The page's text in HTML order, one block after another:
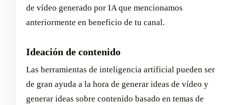
de vídeo generado por IA que mencionamos
anteriormente en beneficio de tu canal.
Ideación de contenido
Las herramientas de inteligencia artificial pueden ser
de gran ayuda a la hora de generar ideas de vídeo y
generar ideas sobre contenido basado en temas de